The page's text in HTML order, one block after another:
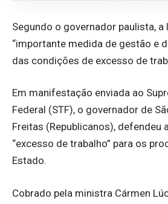
Segundo o governador paulista, a
“importante medida de gestão e
das condições de excesso de
Em manifestação enviada ao
Federal (STF), o governador de
Freitas (Republicanos), defendeu
“excesso de trabalho” para os
Estado.
Cobrado pela ministra Cármen